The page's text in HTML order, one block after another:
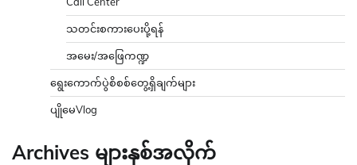
သတင်းစကားပေးပို့ရန်
အမေး/အဖြေကဏ္ဍ
ရွေးကောက်ပွဲစိစစ်တွေ့ရှိချက်များ
ပျိုမေVlog
Archives များနှစ်အလိုက်